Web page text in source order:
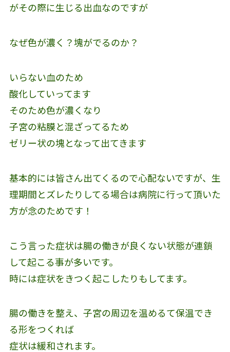
がその際に生じる出血なのですが
なぜ色が濃く？塊がでるのか？
いらない血のため
酸化していってます
そのため色が濃くなり
子宮の粘膜と混ざってるため
ゼリー状の塊となって出てきます
基本的には皆さん出てくるので心配ないですが、生
理期間とズレたりしてる場合は病院に行って頂いた
方が念のためです！
こう言った症状は腸の働きが良くない状態が連鎖
して起こる事が多いです。
時には症状をきつく起こしたりもしてます。
腸の働きを整え、子宮の周辺を温めるて保温でき
る形をつくれば
症状は緩和されます。